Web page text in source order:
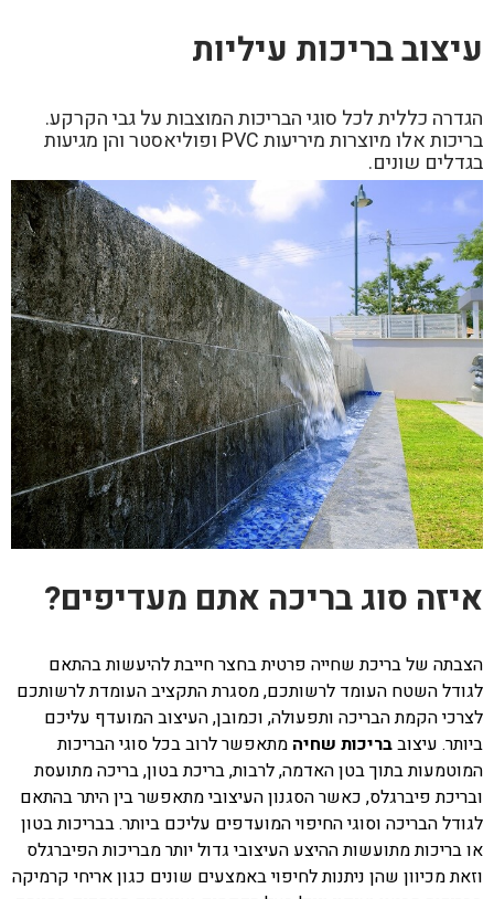
עיצוב בריכות עיליות
הגדרה כללית לכל סוגי הבריכות המוצבות על גבי הקרקע.
בריכות אלו מיוצרות מיריעותPVC ופוליאסטר והן מגיעות
בגדלים שונים.
איזה סוג בריכה אתם מעדיפים?
הצבתה של בריכת שחייה פרטית בחצר חייבת להיעשות בהתאם
לגודל השטח העומד לרשותכם, מסגרת התקציב העומדת לרשותכם
לצרכי הקמת הבריכה ותפעולה, וכמובן, העיצוב המועדף עליכם
ביותר. עיצובבריכות שחיה מתאפשר לרוב בכל סוגי הבריכות
המוטמעות בתוך בטן האדמה, לרבות, בריכת בטון, בריכה מתועסת
ובריכת פיברגלס, כאשר הסגנון העיצובי מתאפשר בין היתר בהתאם
לגודל הבריכה וסוגי החיפוי המועדפים עליכם ביותר. בבריכות בטון
או בריכות מתועשות ההיצע העיצובי גדול יותר מבריכות הפיברגלס
וזאת מכיוון שהן ניתנות לחיפוי באמצעים שונים כגון אריחי קרמיקה